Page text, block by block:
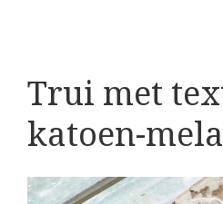
Trui met
katoen-